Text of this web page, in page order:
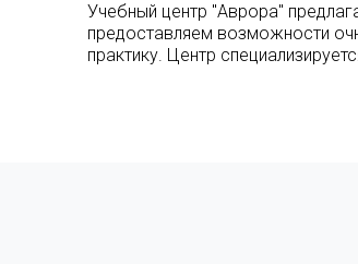
Учебный центр "Аврора"
предоставляем возможности
практику. Центр